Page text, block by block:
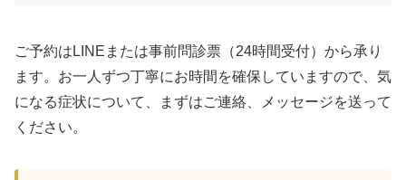
ご予約はLINEまたは事前問診票（24時間受付）から承り
ます。お一人ずつ丁寧にお時間を確保していますので、気
になる症状について、まずはご連絡、メッセージを送って
ください。